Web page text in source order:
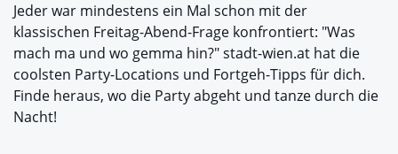
Jeder war mindestens ein Mal schon mit der
klassischen Freitag-Abend-Frage konfrontiert: "Was
mach ma und wo gemma hin?" stadt-wien.at hat die
coolsten Party-Locations und Fortgeh-Tipps für dich.
Finde heraus, wo die Party abgeht und tanze durch die
Nacht!